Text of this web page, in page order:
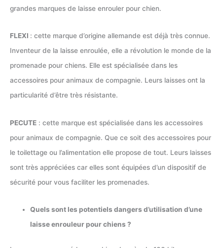
grandes marques de laisse enrouler pour chien.
FLEXI : cette marque d’origine allemande est déjà très connue.
Inventeur de la laisse enroulée, elle a révolution le monde de la
promenade pour chiens. Elle est spécialisée dans les
accessoires pour animaux de compagnie. Leurs laisses ont la
particularité d’être très résistante.
PECUTE : cette marque est spécialisée dans les accessoires
pour animaux de compagnie. Que ce soit des accessoires pour
le toilettage ou l’alimentation elle propose de tout. Leurs laisses
sont très appréciées car elles sont équipées d’un dispositif de
sécurité pour vous faciliter les promenades.
Quels sont les potentiels dangers d’utilisation d’une
laisse enrouleur pour chiens ?